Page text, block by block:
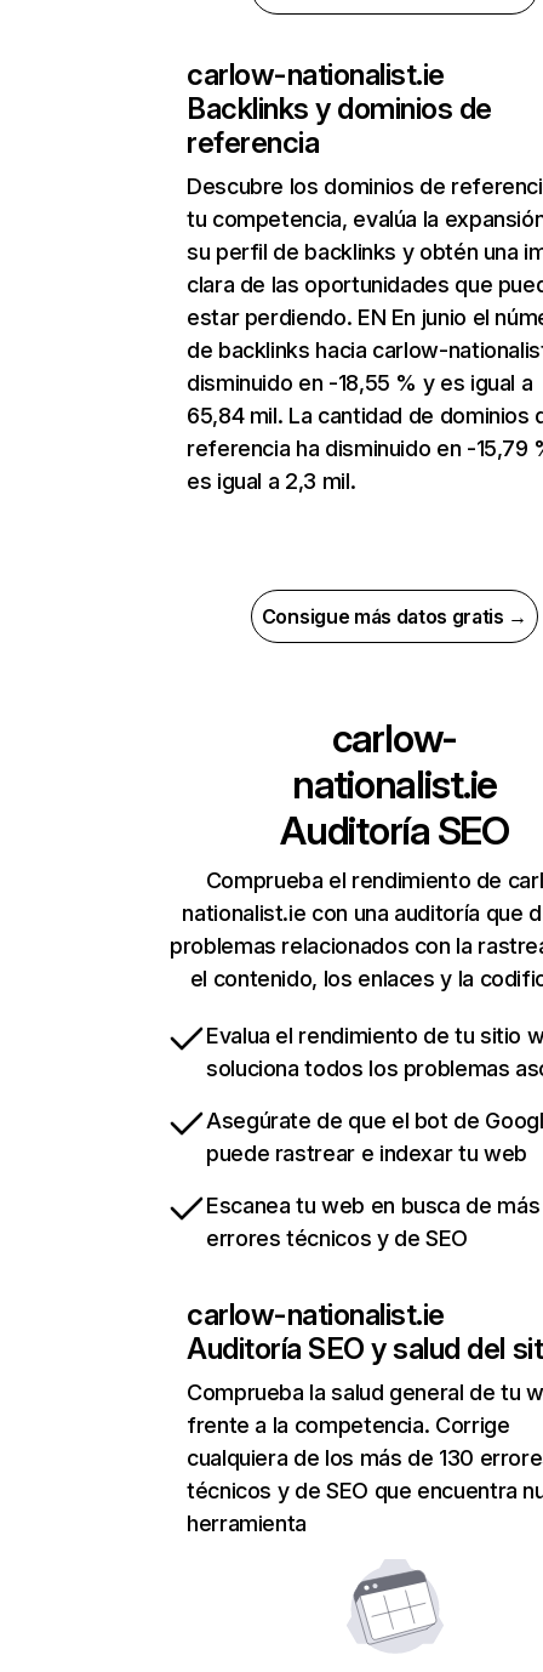
carlow-nationalist.ie
Backlinks y dominios de
referencia
Descubre los dominios de
tu competencia, evalúa la
su perfil de backlinks y obtén una
clara de las oportunidades que
estar perdiendo. EN En junio el
de backlinks hacia carlow-
disminuido en -18,55 % y es igual a
65,84 mil. La cantidad de dominios
referencia ha disminuido en -15,79
es igual a 2,3 mil.
Consigue más datos gratis →
carlow-
nationalist.ie
Auditoría SEO
Comprueba el rendimiento de
nationalist.ie con una auditoría que
problemas relacionados con la
el contenido, los enlaces y la
Evalua el rendimiento de tu sitio
soluciona todos los problemas
Asegúrate de que el bot de
puede rastrear e indexar tu web
Escanea tu web en busca de
errores técnicos y de SEO
carlow-nationalist.ie
Auditoría SEO y salud del
Comprueba la salud general de tu
frente a la competencia. Corrige
cualquiera de los más de 130
técnicos y de SEO que encuentra
herramienta